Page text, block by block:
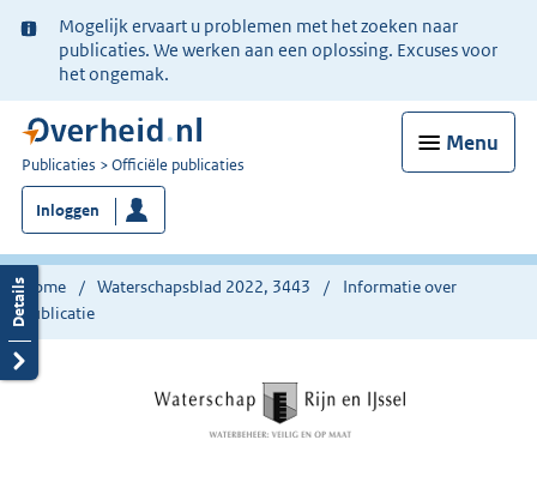
Ter
informatie:
Mogelijk ervaart u problemen met het zoeken naar
publicaties. We werken aan een oplossing. Excuses voor
het ongemak.
Menu
U
bent
nu
hier:
Publicaties Officiële publicaties
Inloggen
Home Waterschapsblad 2022, 3443
Informatie over
publicatie